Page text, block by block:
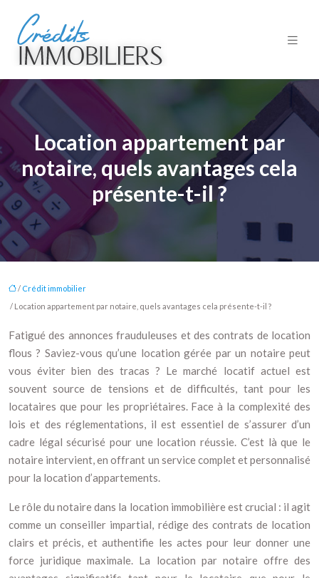
Location appartement par
notaire, quels avantages cela
présente-t-il ?
/ Crédit immobilier
/ Location appartement par notaire, quels avantages cela présente-t-il ?
Fatigué des annonces frauduleuses et des contrats de location
flous ? Saviez-vous qu’une location gérée par un notaire peut
vous éviter bien des tracas ? Le marché locatif actuel est
souvent source de tensions et de difficultés, tant pour les
locataires que pour les propriétaires. Face à la complexité des
lois et des réglementations, il est essentiel de s’assurer d’un
cadre légal sécurisé pour une location réussie. C’est là que le
notaire intervient, en offrant un service complet et personnalisé
pour la location d’appartements.
Le rôle du notaire dans la location immobilière est crucial : il agit
comme un conseiller impartial, rédige des contrats de location
clairs et précis, et authentifie les actes pour leur donner une
force juridique maximale. La location par notaire offre des